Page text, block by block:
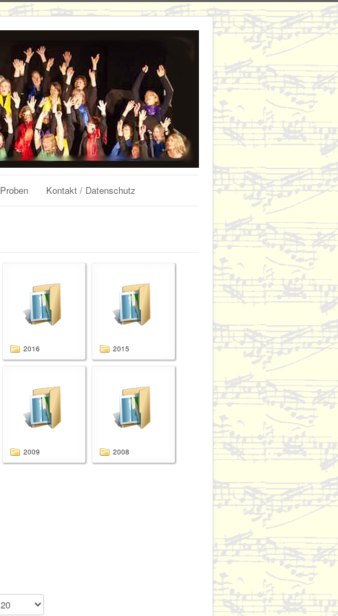
Proben Kontakt / Datenschutz
2016 2015
2009 2008